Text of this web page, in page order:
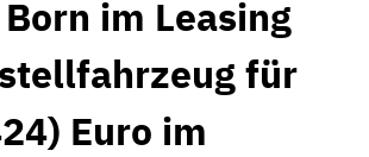
im Leasing
für
Euro im